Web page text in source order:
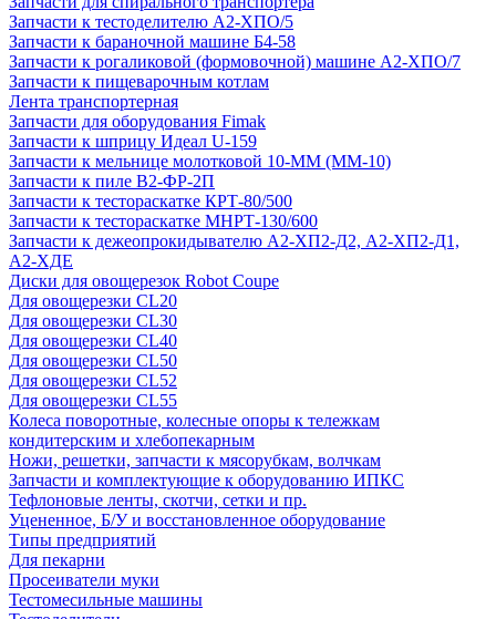
Запчасти к тестоделителю А2-ХПО/5
Запчасти к бараночной машине Б4-58
Запчасти к рогаликовой (формовочной) машине А2-ХПО/7
Запчасти к пищеварочным котлам
Лента транспортерная
Запчасти для оборудования Fimak
Запчасти к шприцу Идеал U-159
Запчасти к мельнице молотковой 10-ММ (ММ-10)
Запчасти к пиле В2-ФР-2П
Запчасти к тестораскатке КРТ-80/500
Запчасти к тестораскатке МНРТ-130/600
Запчасти к деже­опрокидывателю А2-ХП2-Д2, А2-ХП2-Д1,
А2-ХДЕ
Диски для овощерезок Robot Coupe
Для овощерезки CL20
Для овощерезки CL30
Для овощерезки CL40
Для овощерезки CL50
Для овощерезки CL52
Для овощерезки CL55
Колеса поворотные, колесные опоры к тележкам
кондитерским и хлебопекарным
Ножи, решетки, запчасти к мясорубкам, волчкам
Запчасти и комплектующие к оборудованию ИПКС
Тефлоновые ленты, скотчи, сетки и пр.
Уцененное, Б/У и восстановленное оборудование
Типы предприятий
Для пекарни
Просеиватели муки
Тестомесильные машины